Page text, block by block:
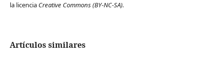
la licencia Creative Commons(BY-NC-SA).
Artículos similares